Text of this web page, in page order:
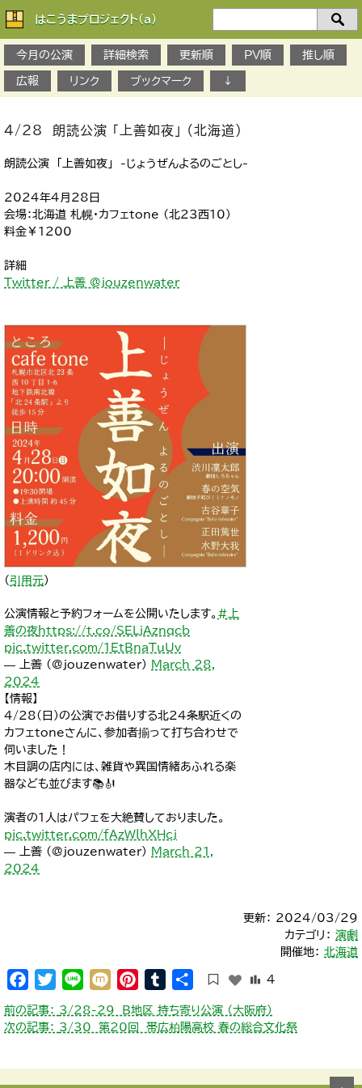
はこうまプロジェクト(a)
今月の公演
詳細検索 更新順 PV順 推し順
広報 リンク ブックマーク ↓
4/28 朗読公演 「上善如夜」 （北海道）
朗読公演 「上善如夜」 -じょうぜんよるのごとし-
2024年4月28日
会場：北海道 札幌・カフェtone (北23西10)
料金￥1200
詳細
Twitter / 上善 @jouzenwater
（ 引用元）
公演情報と予約フォームを公開いたします。 #上
善の夜https://t.co/SELjAznqcb
pic.twitter.com/1EtBnaTuUv
— 上善 (@jouzenwater)
March 28,
2024
【情報】
4/28(日)の公演でお借りする北24条駅近くの
カフェtoneさんに、参加者揃って打ち合わせで
伺いました！
木目調の店内には、雑貨や異国情緒あふれる楽
器なども並びます📚🎻
演者の1人はパフェを大絶賛しておりました。
pic.twitter.com/fAzWlhXHcj
— 上善 (@jouzenwater)
March 21,
2024
更新： 2024/03/29
カテゴリ： 演劇
開催地： 北海道
Facebook
Twitter
Line Mixi Pinterest
Tumblr 4
投
稿
前の記事： 3/28-29 B地区 持ち寄り公演 （大阪府）
次の記事： 3/30 第20回 帯広柏陽高校 春の総合文化祭